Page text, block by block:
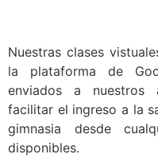
Nuestras clases
la plataforma de
enviados a nuestros
facilitar el ingreso a la
gimnasia desde
disponibles.